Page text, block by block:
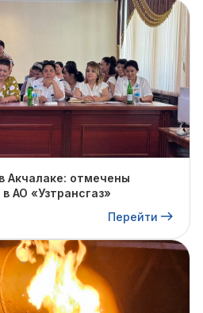
Акчалаке: отмечены
АО «Узтрансгаз»
Перейти